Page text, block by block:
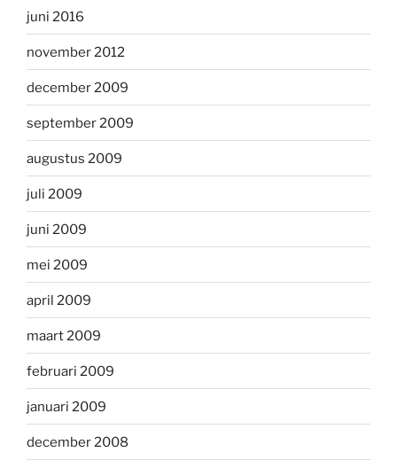
juni 2016
november 2012
december 2009
september 2009
augustus 2009
juli 2009
juni 2009
mei 2009
april 2009
maart 2009
februari 2009
januari 2009
december 2008